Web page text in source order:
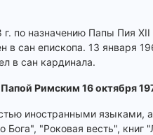
по назначению Папы Пия
в сан епископа. 13 января
в сан кардинала.
Римским 16 октября
иностранными языками,
Бога", "Роковая весть", книг